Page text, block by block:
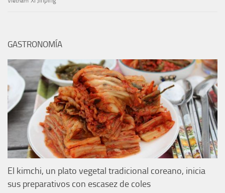
GASTRONOMÍA
El kimchi, un plato vegetal tradicional coreano, inicia
sus preparativos con escasez de coles